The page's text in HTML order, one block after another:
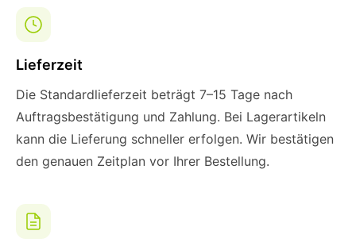
Lieferzeit
Die Standardlieferzeit beträgt 7–15 Tage nach
Auftragsbestätigung und Zahlung. Bei Lagerartikeln
kann die Lieferung schneller erfolgen. Wir bestätigen
den genauen Zeitplan vor Ihrer Bestellung.